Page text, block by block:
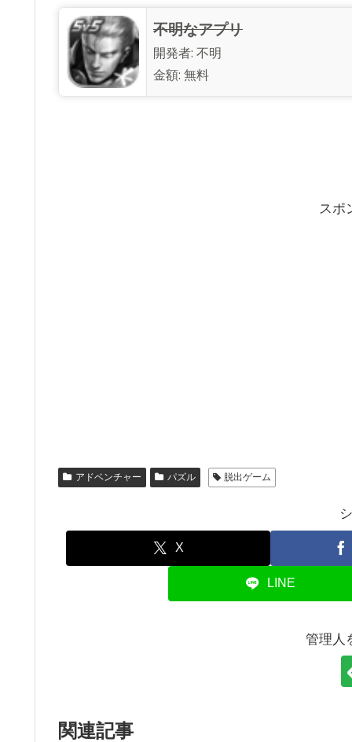
不明なアプリ
開発者: 不明
金額: 無料
スポ
アドベンチャー パズル 脱出ゲーム
X
LINE
管理人
関連記事